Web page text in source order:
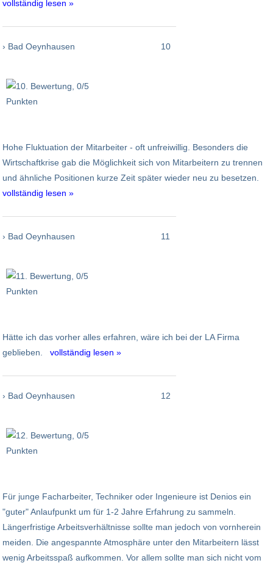
vollständig lesen »
› Bad Oeynhausen 10
Hohe Fluktuation der Mitarbeiter - oft unfreiwillig. Besonders die
Wirtschaftkrise gab die Möglichkeit sich von Mitarbeitern zu trennen
und ähnliche Positionen kurze Zeit später wieder neu zu besetzen.
vollständig lesen »
› Bad Oeynhausen 11
Hätte ich das vorher alles erfahren, wäre ich bei der LA Firma
geblieben. vollständig lesen »
› Bad Oeynhausen 12
Für junge Facharbeiter, Techniker oder Ingenieure ist Denios ein
"guter" Anlaufpunkt um für 1-2 Jahre Erfahrung zu sammeln.
Längerfristige Arbeitsverhältnisse sollte man jedoch von vornherein
meiden. Die angespannte Atmosphäre unter den Mitarbeitern lässt
wenig Arbeitsspaß aufkommen. Vor allem sollte man sich nicht vom